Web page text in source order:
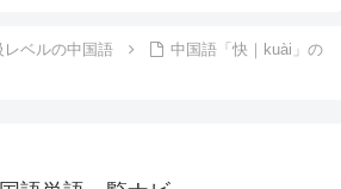
レベルの中国語
中国語「快｜kuài」の